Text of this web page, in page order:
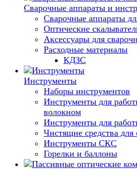
Сварочные аппараты и
Сварочные аппараты
Оптические
Аксессуары для
Расходные материалы
КДЗС
Инструменты
Наборы инструментов
Инструменты для
волокном
Инструменты для
Чистящие средства для
Инструменты СКС
Горелки и баллоны